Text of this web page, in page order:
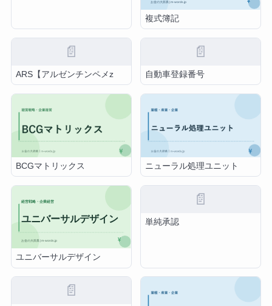
複式簿記
📄
ARS【アルゼンチンペメz
📄
自動車登録番号
BCGマトリックス ニューラル処理ユニット
ユニバーサルデザイン
📄
単純承認
📄